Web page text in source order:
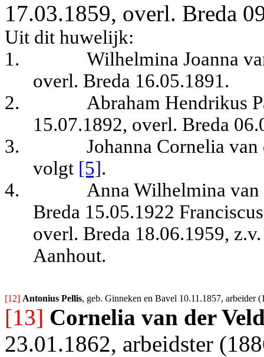
17.03.1859, overl. Breda
Uit dit huwelijk:
1.
Wilhelmina Joanna
overl. Breda 16.05.1891.
2.
Abraham Hendrikus
15.07.1892, overl. Breda
3.
Johanna Cornelia
volgt [5].
4.
Anna Wilhelmina van
Breda 15.05.1922
overl. Breda 18.06.1959,
Aanhout.
[12] Antonius Pellis, geb. Ginneken en Bavel 10.11.1857, arbeider
[13] Cornelia van der
23.01.1862, arbeidster